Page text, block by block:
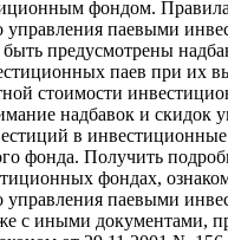
фондом.
управления паевыми
предусмотрены
паев при их
стоимости
надбавок и скидок
в
фонда. Получить
фондах,
управления паевыми
с иными документами,